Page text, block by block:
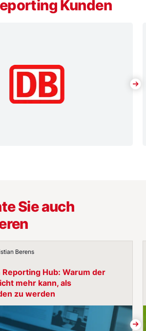
Kunden
Sie auch
Hub: Warum der
Berens
Reporting Hub: Warum der
mehr kann, als
zu werden